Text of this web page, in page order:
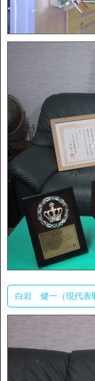
白岩 健一（現代表